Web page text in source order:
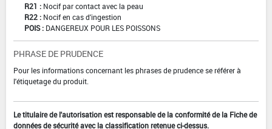
R21 : Nocif par contact avec la peau
R22 : Nocif en cas d'ingestion
POIS : DANGEREUX POUR LES POISSONS
PHRASE DE PRUDENCE
Pour les informations concernant les phrases de prudence se référer à
l'étiquetage du produit.
Le titulaire de l'autorisation est responsable de la conformité de la Fiche de
données de sécurité avec la classification retenue ci-dessus.